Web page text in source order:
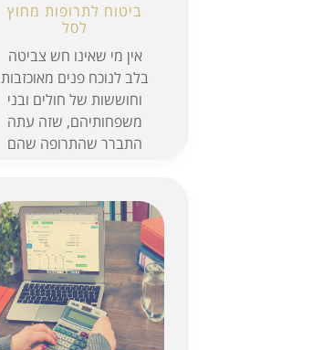
ביטוח לתרופות מחוץ
לסל
אין מי שאינו חש צביטה
בלב לנוכח פנים מאוכזבות
וחוששות של חולים ובני
משפחותיהם, שזה עתה
התברר שהתרופה שהם